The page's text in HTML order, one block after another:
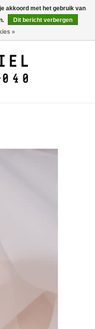
0 Artikelen - €0,00
akkoord met het gebruik van
Dit bericht verbergen
»